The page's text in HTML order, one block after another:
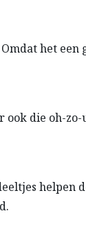
het een
ook die oh-
helpen